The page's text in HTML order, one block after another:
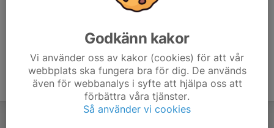
Godkänn kakor
Vi använder oss av kakor (cookies) för att vår
webbplats ska fungera bra för dig. De används
även för webbanalys i syfte att hjälpa oss att
förbättra våra tjänster.
Så använder vi cookies